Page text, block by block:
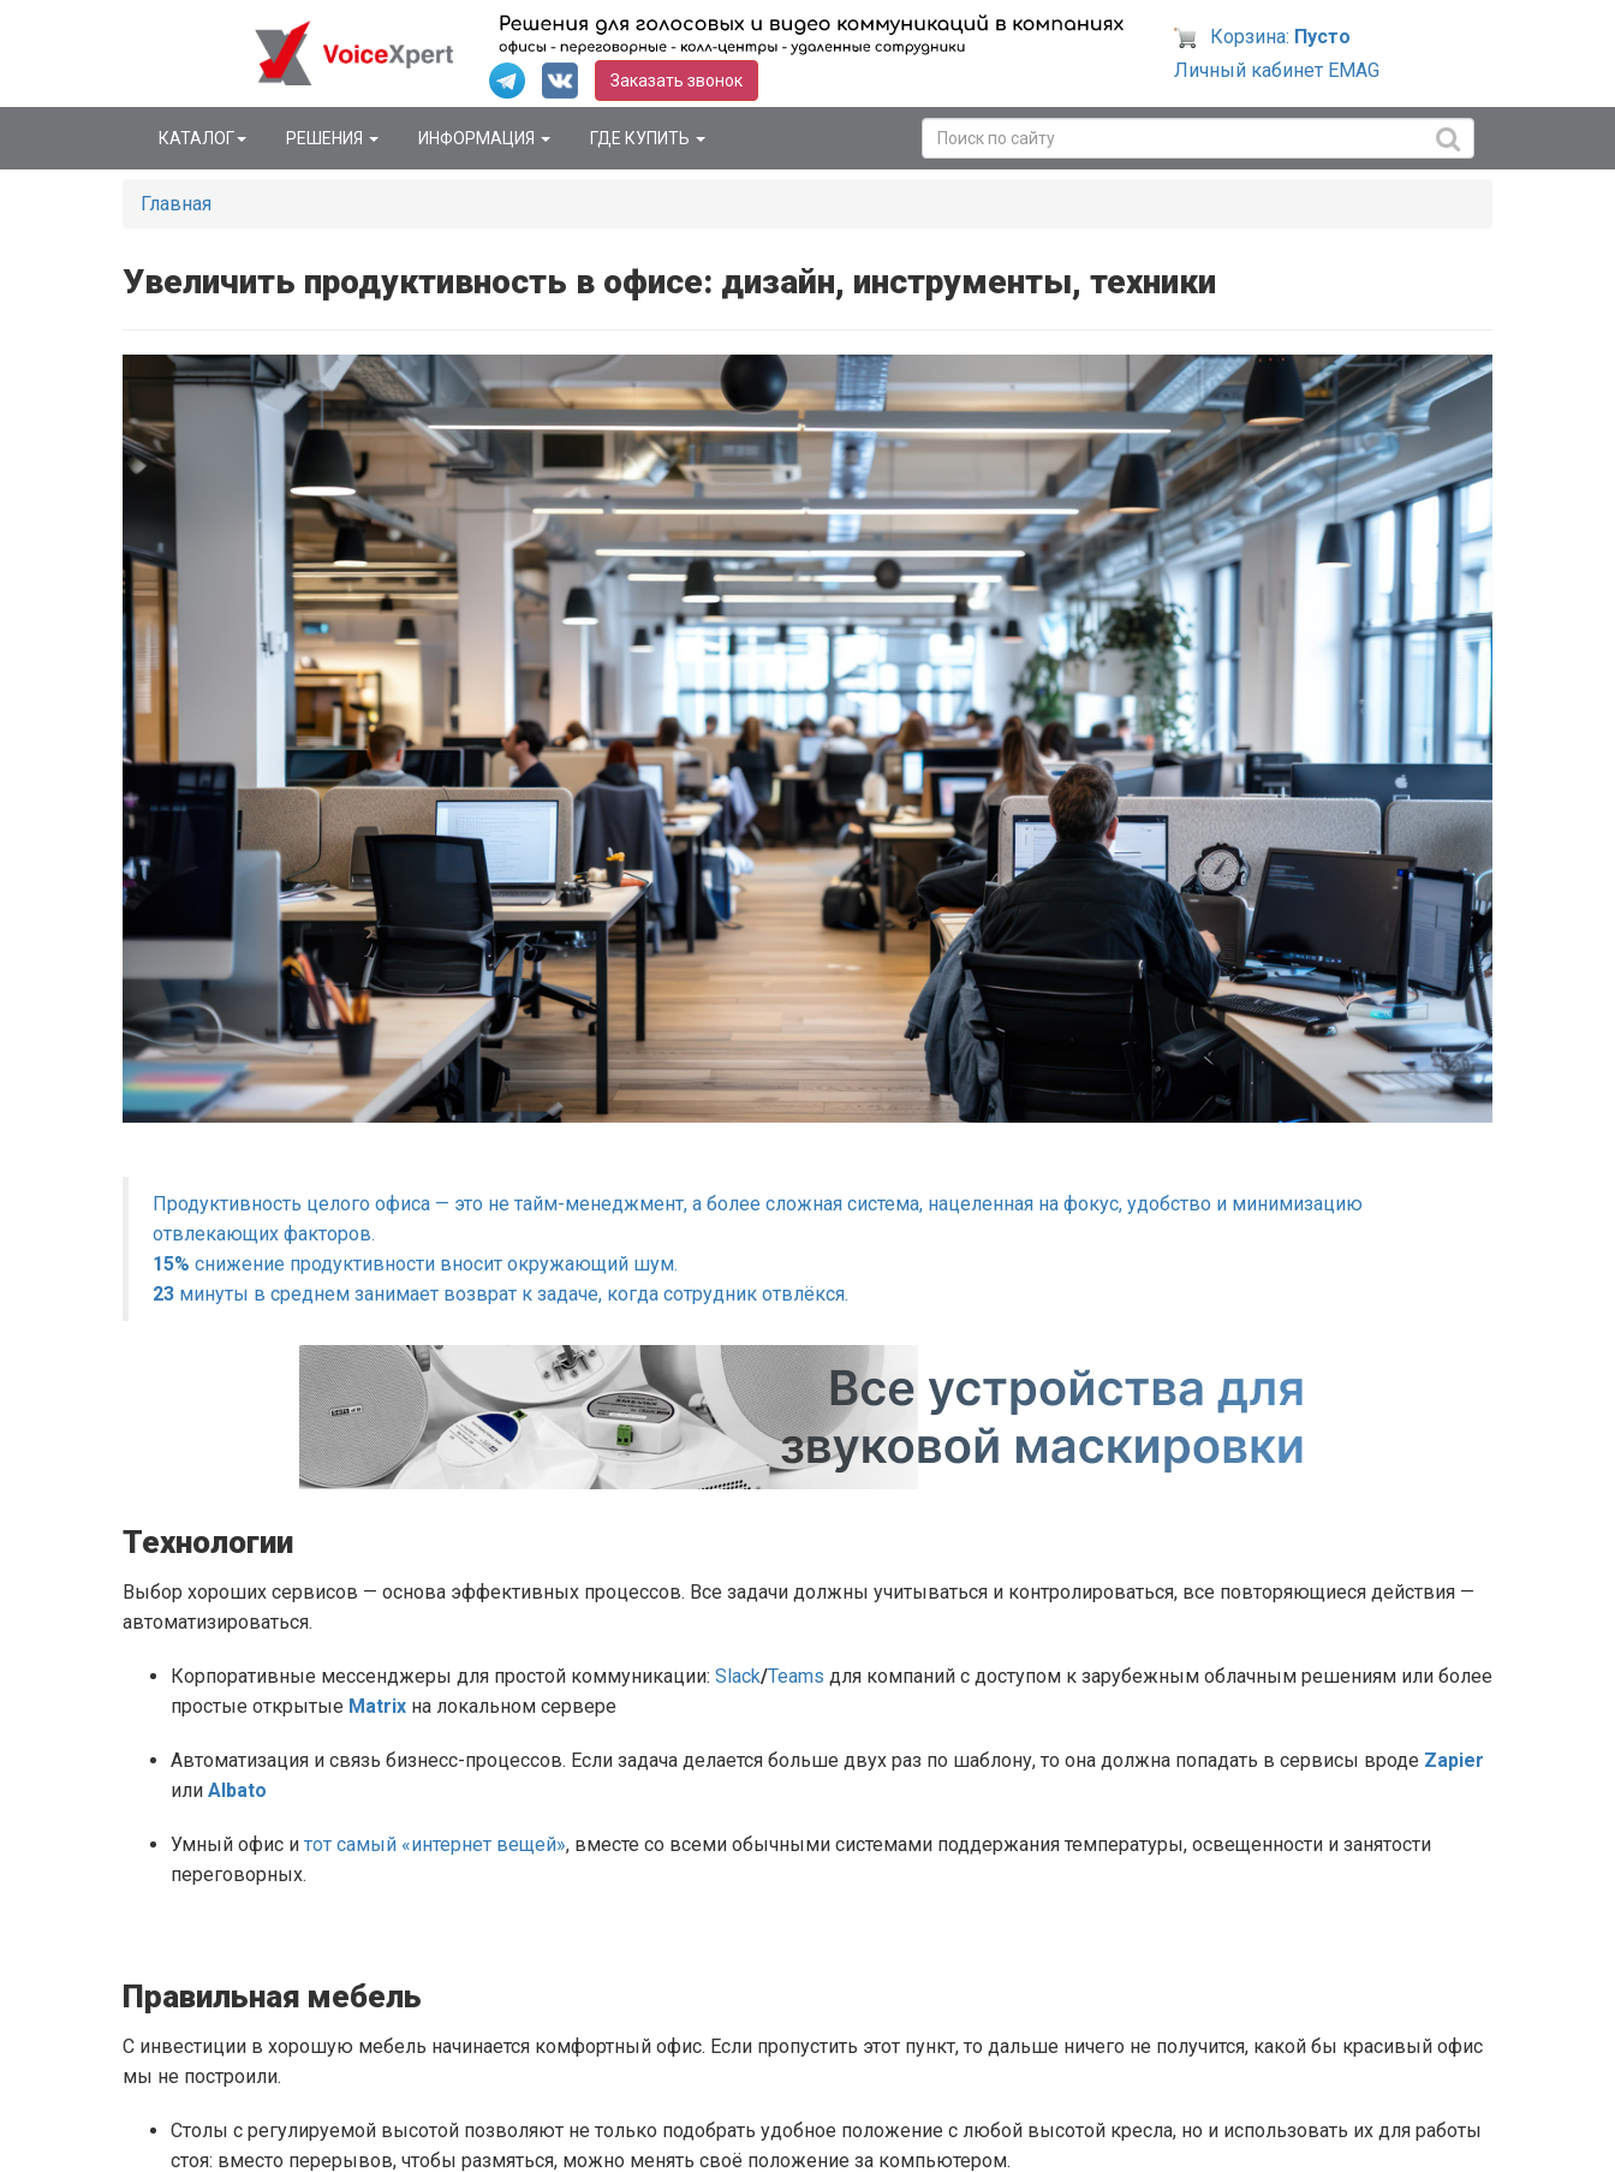
Заказать звонок
Корзина: Пусто
Личный кабинет EMAG
КАТАЛОГ РЕШЕНИЯ ИНФОРМАЦИЯ ГДЕ КУПИТЬ
Главная
Увеличить продуктивность в офисе: дизайн, инструменты, техники
Продуктивность целого офиса — это не тайм-менеджмент, а более сложная система, нацеленная на фокус, удобство и минимизацию
отвлекающих факторов.
15% снижение продуктивности вносит окружающий шум.
23 минуты в среднем занимает возврат к задаче, когда сотрудник отвлёкся.
Технологии
Выбор хороших сервисов — основа эффективных процессов. Все задачи должны учитываться и контролироваться, все повторяющиеся действия —
автоматизироваться.
Корпоративные мессенджеры для простой коммуникации: Slack/Teams для компаний с доступом к зарубежным облачным решениям или более
простые открытые Matrix на локальном сервере
Автоматизация и связь бизнесс-процессов. Если задача делается больше двух раз по шаблону, то она должна попадать в сервисы вроде Zapier
или Albato
Умный офис и тот самый «интернет вещей», вместе со всеми обычными системами поддержания температуры, освещенности и занятости
переговорных.
Правильная мебель
С инвестиции в хорошую мебель начинается комфортный офис. Если пропустить этот пункт, то дальше ничего не получится, какой бы красивый офис
мы не построили.
Столы с регулируемой высотой позволяют не только подобрать удобное положение с любой высотой кресла, но и использовать их для работы
стоя: вместо перерывов, чтобы размяться, можно менять своё положение за компьютером.